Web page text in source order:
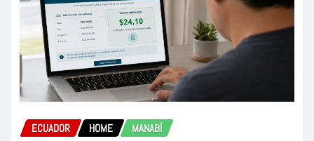
ECUADOR HOME MANABÍ